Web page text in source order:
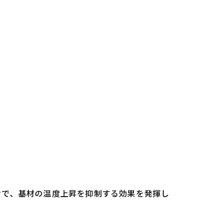
、基材の温度上昇を抑制する効果を発揮し